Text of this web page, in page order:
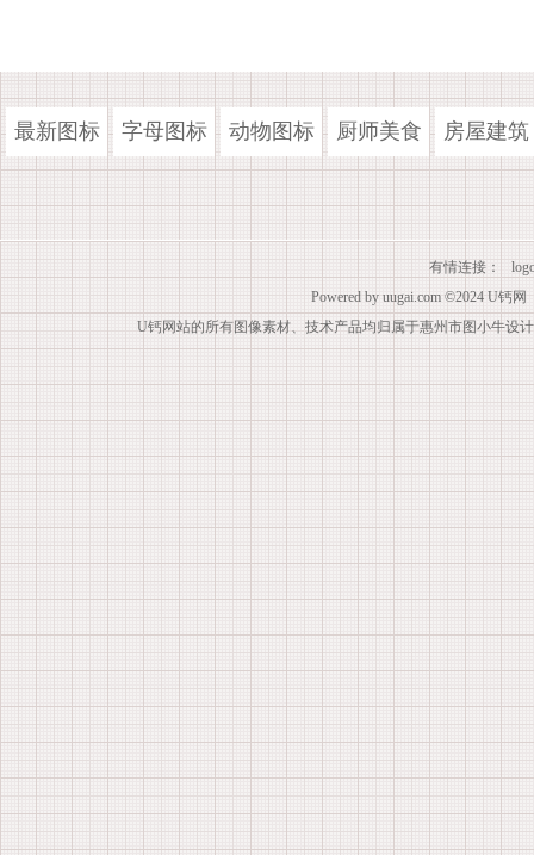
最新图标 字母图标 动物图标 厨师美食 房屋建筑
有情连接：
Powered by uugai.com ©2024 U钙网
U钙网站的所有图像素材、技术产品均归属于惠州市图小牛设